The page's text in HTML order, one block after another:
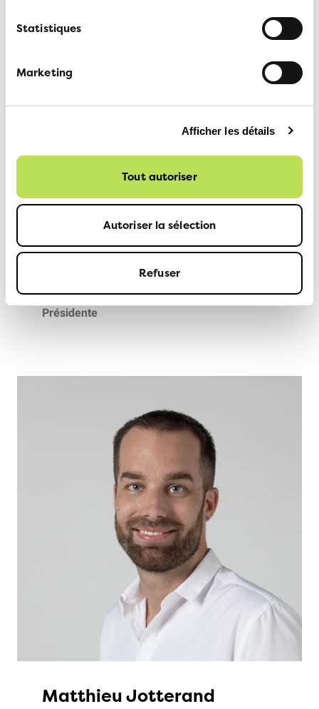
Statistiques
Marketing
Afficher les détails
Tout autoriser
Autoriser la sélection
Refuser
Caroline Marti
Présidente
Matthieu Jotterand